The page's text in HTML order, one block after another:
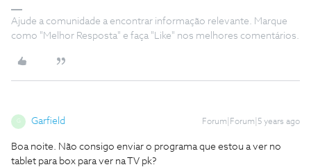
Ajude a comunidade a encontrar informação relevante. Marque
como "Melhor Resposta" e faça "Like" nos melhores comentários.
Garfield Forum|Forum|5 years ago
Boa noite. Não consigo enviar o programa que estou a ver no
tablet para box para ver na TV pk?